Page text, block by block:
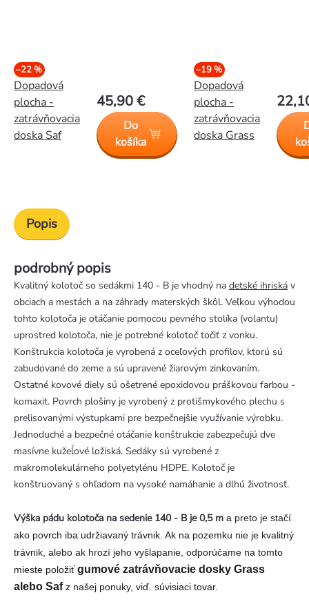
–22 %
Dopadová
plocha -
zatrávňovacia
doska Saf
45,90 €
Do
košíka
–19 %
Dopadová
plocha -
zatrávňovacia
doska Grass
Popis
podrobný popis
Kvalitný kolotoč so sedákmi 140 - B je vhodný na detské ihriská v
obciach a mestách a na záhrady materských škôl. Veľkou výhodou
tohto kolotoča je otáčanie pomocou pevného stolíka (volantu)
uprostred kolotoča, nie je potrebné kolotoč točiť z vonku.
Konštrukcia kolotoča je vyrobená z oceľových profilov, ktorú sú
zabudované do zeme a sú upravené žiarovým zinkovaním.
Ostatné kovové diely sú ošetrené epoxidovou práškovou farbou -
komaxit. Povrch plošiny je vyrobený z protišmykového plechu s
prelisovanými výstupkami pre bezpečnejšie využívanie výrobku.
Jednoduché a bezpečné otáčanie konštrukcie zabezpečujú dve
masívne kužeĺové ložiská. Sedáky sú vyrobené z
makromolekulárneho polyetylénu HDPE. Kolotoč je
konštruovaný s ohľadom na vysoké namáhanie a dlhú životnosť.
Výška pádu kolotoča na sedenie 140 - B je 0,5 m a preto je stačí
ako povrch iba udržiavaný trávnik. Ak na pozemku nie je kvalitný
trávnik, alebo ak hrozí jeho vyšlapanie, odporúčame na tomto
mieste položiťgumové zatrávňovacie dosky Grass
alebo Safz našej ponuky, viď. súvisiaci tovar.